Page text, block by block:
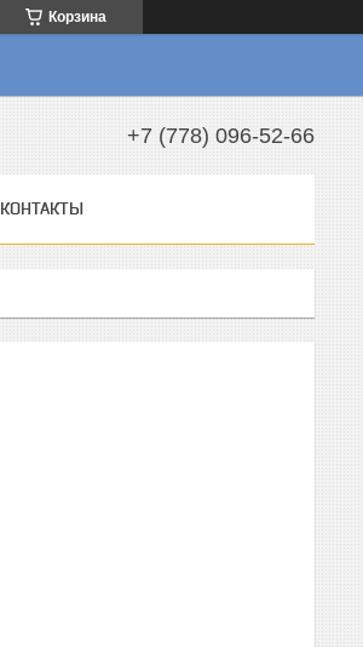
Корзина
+7 (778) 096-52-66
КОНТАКТЫ